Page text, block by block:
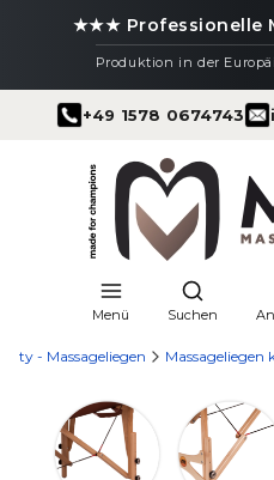
★★★ Professionelle
Produktion in der
+49 1578 0674743
Menü Suchen
- Massageliegen Massageliegen